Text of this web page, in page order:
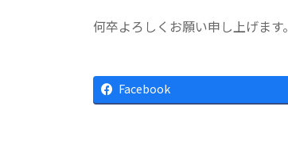
何卒よろしくお願い申し上げます。
Facebook